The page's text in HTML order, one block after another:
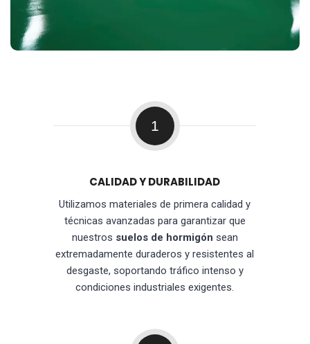
1
CALIDAD Y DURABILIDAD
Utilizamos materiales de primera calidad y
técnicas avanzadas para garantizar que
nuestros suelos de hormigón sean
extremadamente duraderos y resistentes al
desgaste, soportando tráfico intenso y
condiciones industriales exigentes.